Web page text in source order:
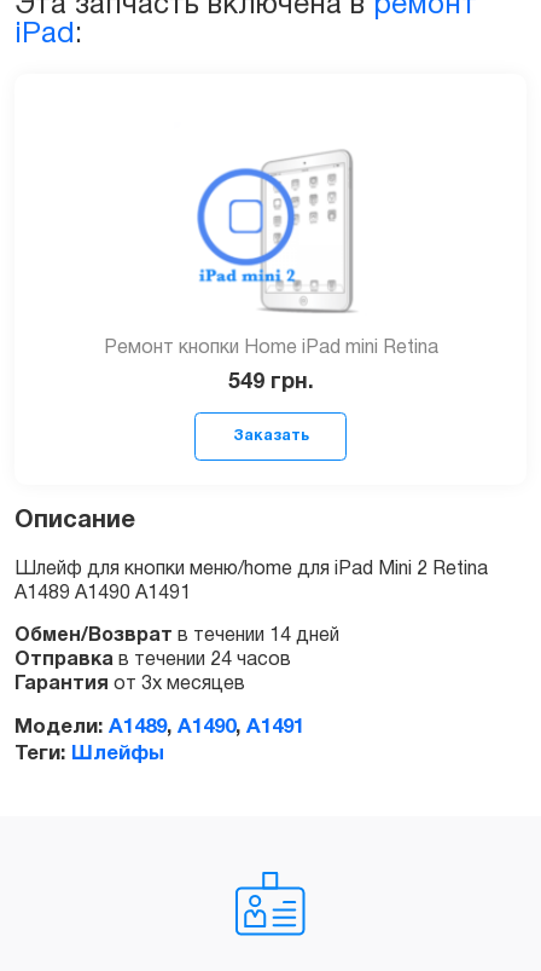
A1490,
A1491
Эта запчасть включена в ремонт
iPad :
Ремонт кнопки Home iPad mini Retina
549 грн.
Описание
Шлейф для кнопки меню/home для iPad Mini 2 Retina
A1489 A1490 A1491
Обмен/Возврат в течении 14 дней
Отправка в течении 24 часов
Гарантия от 3х месяцев
Модели: A1489, A1490, A1491
Теги: Шлейфы